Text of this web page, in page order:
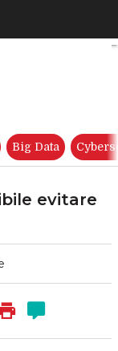
così è
Big Data
evitare